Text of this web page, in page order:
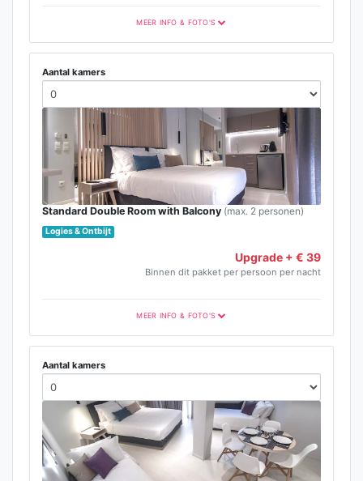
MEER INFO & FOTO'S
Aantal kamers
Standard Double Room with Balcony (max. 2 personen)
Logies & Ontbijt
Upgrade + € 39
Binnen dit pakket per persoon per nacht
MEER INFO & FOTO'S
Aantal kamers